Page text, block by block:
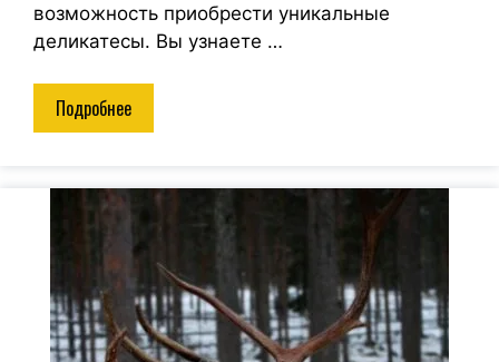
возможность приобрести уникальные
деликатесы. Вы узнаете …
Подробнее